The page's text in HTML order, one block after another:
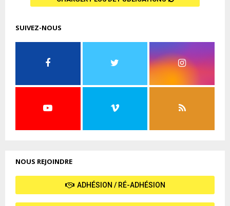
SUIVEZ-NOUS
NOUS REJOINDRE
ADHÉSION / RÉ-ADHÉSION